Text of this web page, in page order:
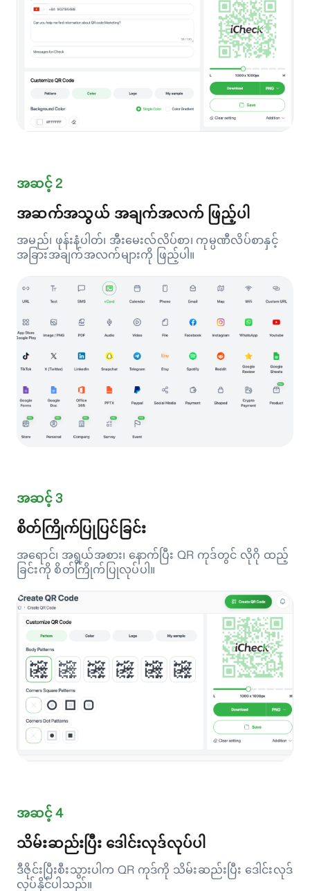
အဆင့် 2
အဆက်အသွယ် အချက်အလက် ဖြည့်ပါ
အမည်၊ ဖုန်းနံပါတ်၊ အီးမေးလ်လိပ်စာ၊ ကုမ္ပဏီလိပ်စာနှင့်
အခြားအချက်အလက်များကို ဖြည့်ပါ။
အဆင့် 3
စိတ်ကြိုက်ပြုပြင်ခြင်း
အရောင်၊ အရွယ်အစား၊ နောက်ပြီး QR ကုဒ်တွင် လိုဂို ထည့်
ခြင်းကို စိတ်ကြိုက်ပြုလုပ်ပါ။
အဆင့် 4
သိမ်းဆည်းပြီး ဒေါင်းလုဒ်လုပ်ပါ
ဒီဇိုင်းပြီးစီးသွားပါက QR ကုဒ်ကို သိမ်းဆည်းပြီး ဒေါင်းလုဒ်
လုပ်နိုင်ပါသည်။